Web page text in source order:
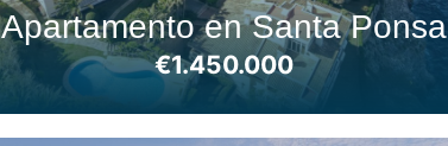
Apartamento en Santa Ponsa
€1.450.000